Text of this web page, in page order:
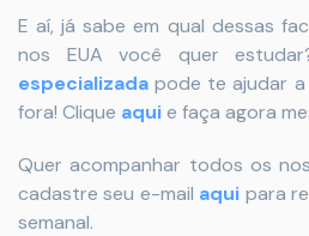
E aí, já sabe em qual dessas
nos EUA você quer
especializada pode te ajudar a
fora! Clique aquie faça agora
Quer acompanhar todos os
cadastre seu e-mail aqui para
semanal.